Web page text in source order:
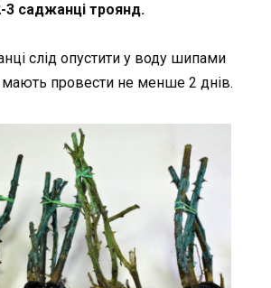
3 саджанці троянд.
слід опустити у воду шипами
мають провести не менше 2 днів.